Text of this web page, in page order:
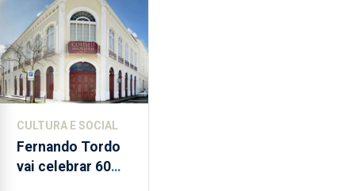
CULTURA E SOCIAL
Fernando Tordo
vai celebrar 60